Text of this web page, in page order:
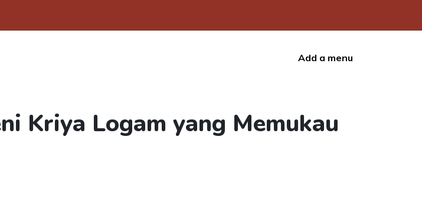
Add a menu
Kriya Logam yang Memukau